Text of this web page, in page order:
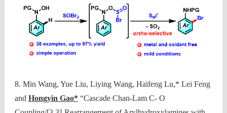
8. Min Wang, Yue Liu, Liying Wang, Haifeng Lu,* Lei Feng
and Hongyin Gao* “Cascade Chan-Lam C- O